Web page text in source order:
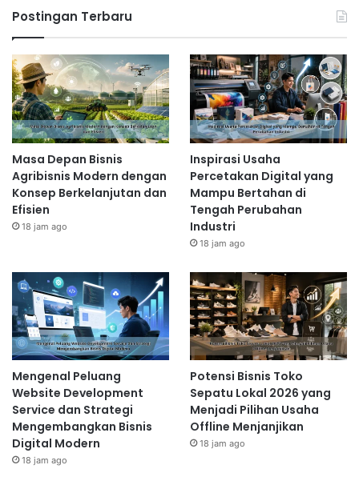
Postingan Terbaru
Masa Depan Bisnis
Agribisnis Modern dengan
Konsep Berkelanjutan dan
Efisien
18 jam ago
Inspirasi Usaha
Percetakan Digital yang
Mampu Bertahan di
Tengah Perubahan
Industri
18 jam ago
Mengenal Peluang
Website Development
Service dan Strategi
Mengembangkan Bisnis
Digital Modern
18 jam ago
Potensi Bisnis Toko
Sepatu Lokal 2026 yang
Menjadi Pilihan Usaha
Offline Menjanjikan
18 jam ago